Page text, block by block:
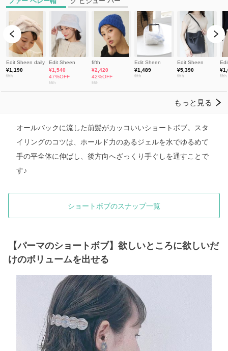
オールバックに流した前髪がカッコいいショートボブ。スタ
イリングのコツは、ホールド力のあるジェルを水でゆるめて
手の平全体に伸ばし、後方向へざっくり手ぐしを通すことで
す♪
ショートボブのスナップ一覧
【パーマのショートボブ】欲しいところに欲しいだ
けのボリュームを出せる